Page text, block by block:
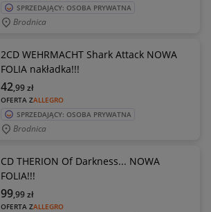
SPRZEDAJĄCY: OSOBA PRYWATNA
Brodnica
2CD WEHRMACHT Shark Attack NOWA
FOLIA nakładka!!!
OFERTA ZALLEGRO
42,99zł
SPRZEDAJĄCY: OSOBA PRYWATNA
Brodnica
CD THERION Of Darkness... NOWA
FOLIA!!!
OFERTA ZALLEGRO
99,99zł